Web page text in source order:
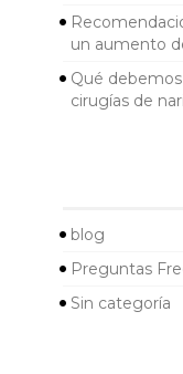
un aumento
Qué
cirugías de
blog
Preguntas
Sin categoría